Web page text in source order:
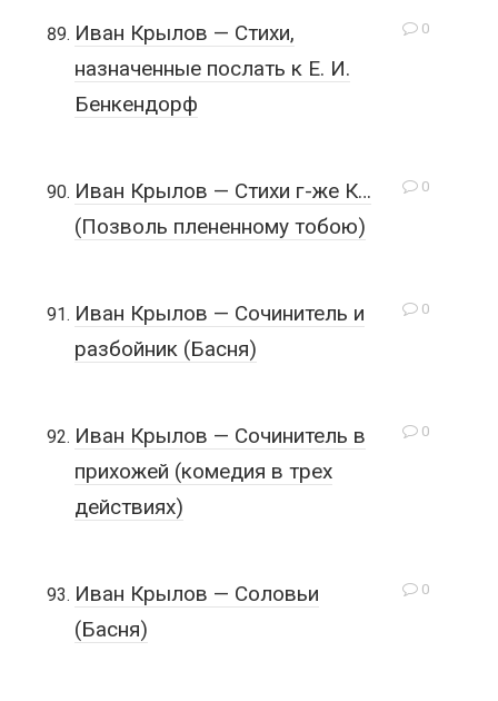
0
Иван Крылов — Стихи,
назначенные послать к Е. И.
Бенкендорф
0
Иван Крылов — Стихи г-же К…
(Позволь плененному тобою)
0
Иван Крылов — Сочинитель и
разбойник (Басня)
0
Иван Крылов — Сочинитель в
прихожей (комедия в трех
действиях)
0
Иван Крылов — Соловьи
(Басня)